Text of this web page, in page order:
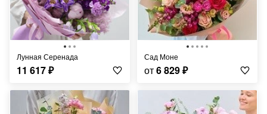
Лунная Серенада
11 617₽
Сад Моне
от6 829₽